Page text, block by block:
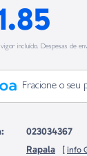
incluído. Despesas de
Fracione o
023034367
Rapala [ info